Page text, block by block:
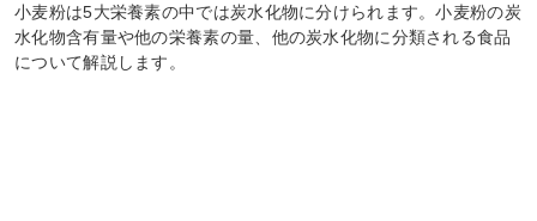
小麦粉は5大栄養素の中では炭水化物に分けられます。小麦粉の炭
水化物含有量や他の栄養素の量、他の炭水化物に分類される食品
について解説します。